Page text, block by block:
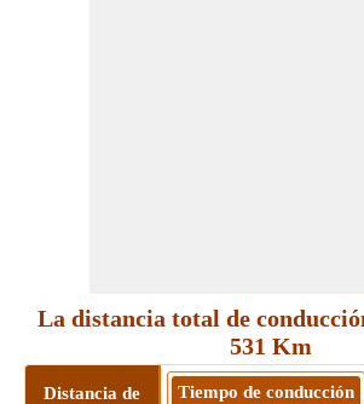
La distancia total de
531 Km
Distancia de
Tiempo de conducción